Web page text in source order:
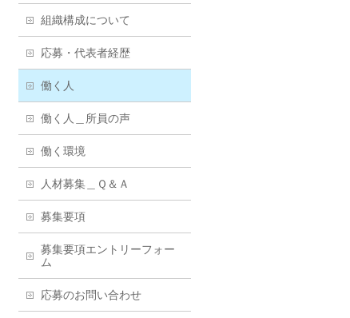
組織構成について
応募・代表者経歴
働く人
働く人＿所員の声
働く環境
人材募集＿Ｑ＆Ａ
募集要項
募集要項エントリーフォー
ム
応募のお問い合わせ